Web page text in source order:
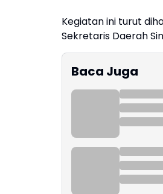
Kegiatan ini turut
Sekretaris Daerah
Baca Juga